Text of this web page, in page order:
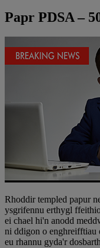
Papr PDSA –
Rhoddir templed papur
ysgrifennu erthygl
ei chael hi'n anodd
ni ddigon o
eu rhannu gyda'r